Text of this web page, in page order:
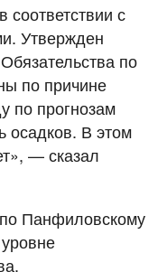
соответствии с
Утвержден
по
по причине
по прогнозам
осадков. В этом
— сказал
Панфиловскому